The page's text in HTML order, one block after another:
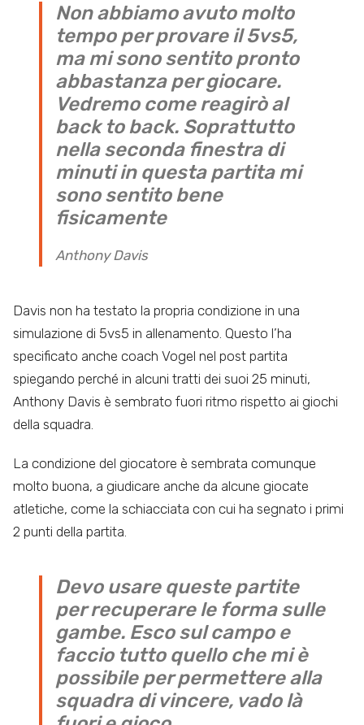
Non abbiamo avuto molto
tempo per provare il 5vs5,
ma mi sono sentito pronto
abbastanza per giocare.
Vedremo come reagirò al
back to back. Soprattutto
nella seconda finestra di
minuti in questa partita mi
sono sentito bene
fisicamente
Anthony Davis
Davis non ha testato la propria condizione in una
simulazione di 5vs5 in allenamento. Questo l’ha
specificato anche coach Vogel nel post partita
spiegando perché in alcuni tratti dei suoi 25 minuti,
Anthony Davis è sembrato fuori ritmo rispetto ai giochi
della squadra.
La condizione del giocatore è sembrata comunque
molto buona, a giudicare anche da alcune giocate
atletiche, come la schiacciata con cui ha segnato i primi
2 punti della partita.
Devo usare queste partite
per recuperare le forma sulle
gambe. Esco sul campo e
faccio tutto quello che mi è
possibile per permettere alla
squadra di vincere, vado là